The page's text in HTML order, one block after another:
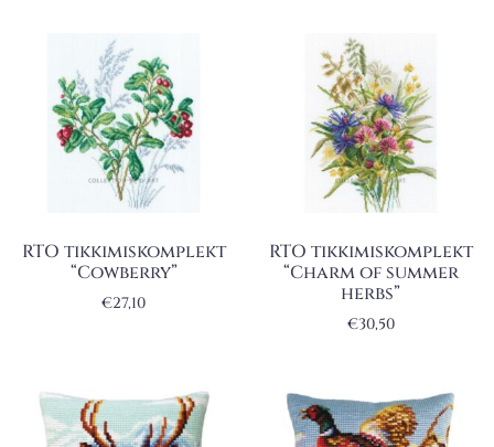
RTO tikkimiskomplekt
“Cowberry”
€27,10
RTO tikkimiskomplekt
“Charm of summer
herbs”
€30,50